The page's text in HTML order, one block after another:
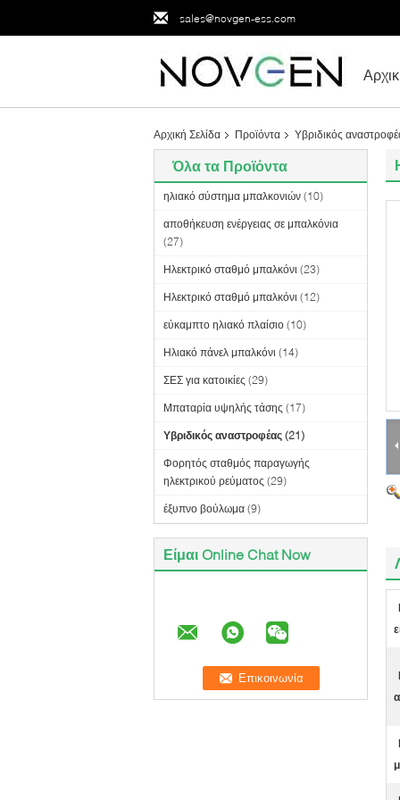
sales@novgen-ess.com
Αρχική Σελίδα Προϊόντα Υβριδικός
Όλα τα Προϊόντα
ηλιακό σύστημα μπαλκονιών (10)
αποθήκευση ενέργειας σε μπαλκόνια
(27)
Ηλεκτρικό σταθμό μπαλκόνι (23)
Ηλεκτρικό σταθμό μπαλκόνι (12)
εύκαμπτο ηλιακό πλαίσιο (10)
Ηλιακό πάνελ μπαλκόνι (14)
ΣΕΣ για κατοικίες (29)
Μπαταρία υψηλής τάσης (17)
Υβριδικός αναστροφέας (21)
Φορητός σταθμός παραγωγής
ηλεκτρικού ρεύματος (29)
έξυπνο βούλωμα (9)
Είμαι Online Chat Now